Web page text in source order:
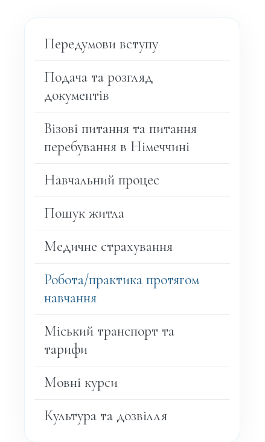
Передумови вступу
Подача та розгляд
документів
Візові питання та питання
перебування в Німеччині
Навчальний процес
Пошук житла
Медичне страхування
Робота/практика протягом
навчання
Міський транспорт та
тарифи
Мовні курси
Культура та дозвілля